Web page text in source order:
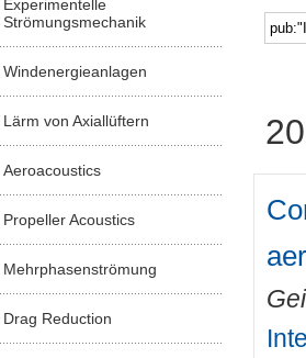
Experimentelle
Strömungsmechanik
Windenergieanlagen
Lärm von Axiallüftern
Aeroacoustics
Propeller Acoustics
Mehrphasenströmung
Drag Reduction